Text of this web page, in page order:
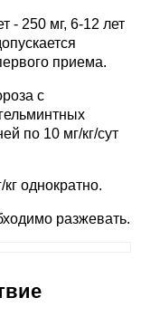
- 250 мг, 6-12 лет
приема.
с
по 10 мг/кг/сут
однократно.
разжевать.